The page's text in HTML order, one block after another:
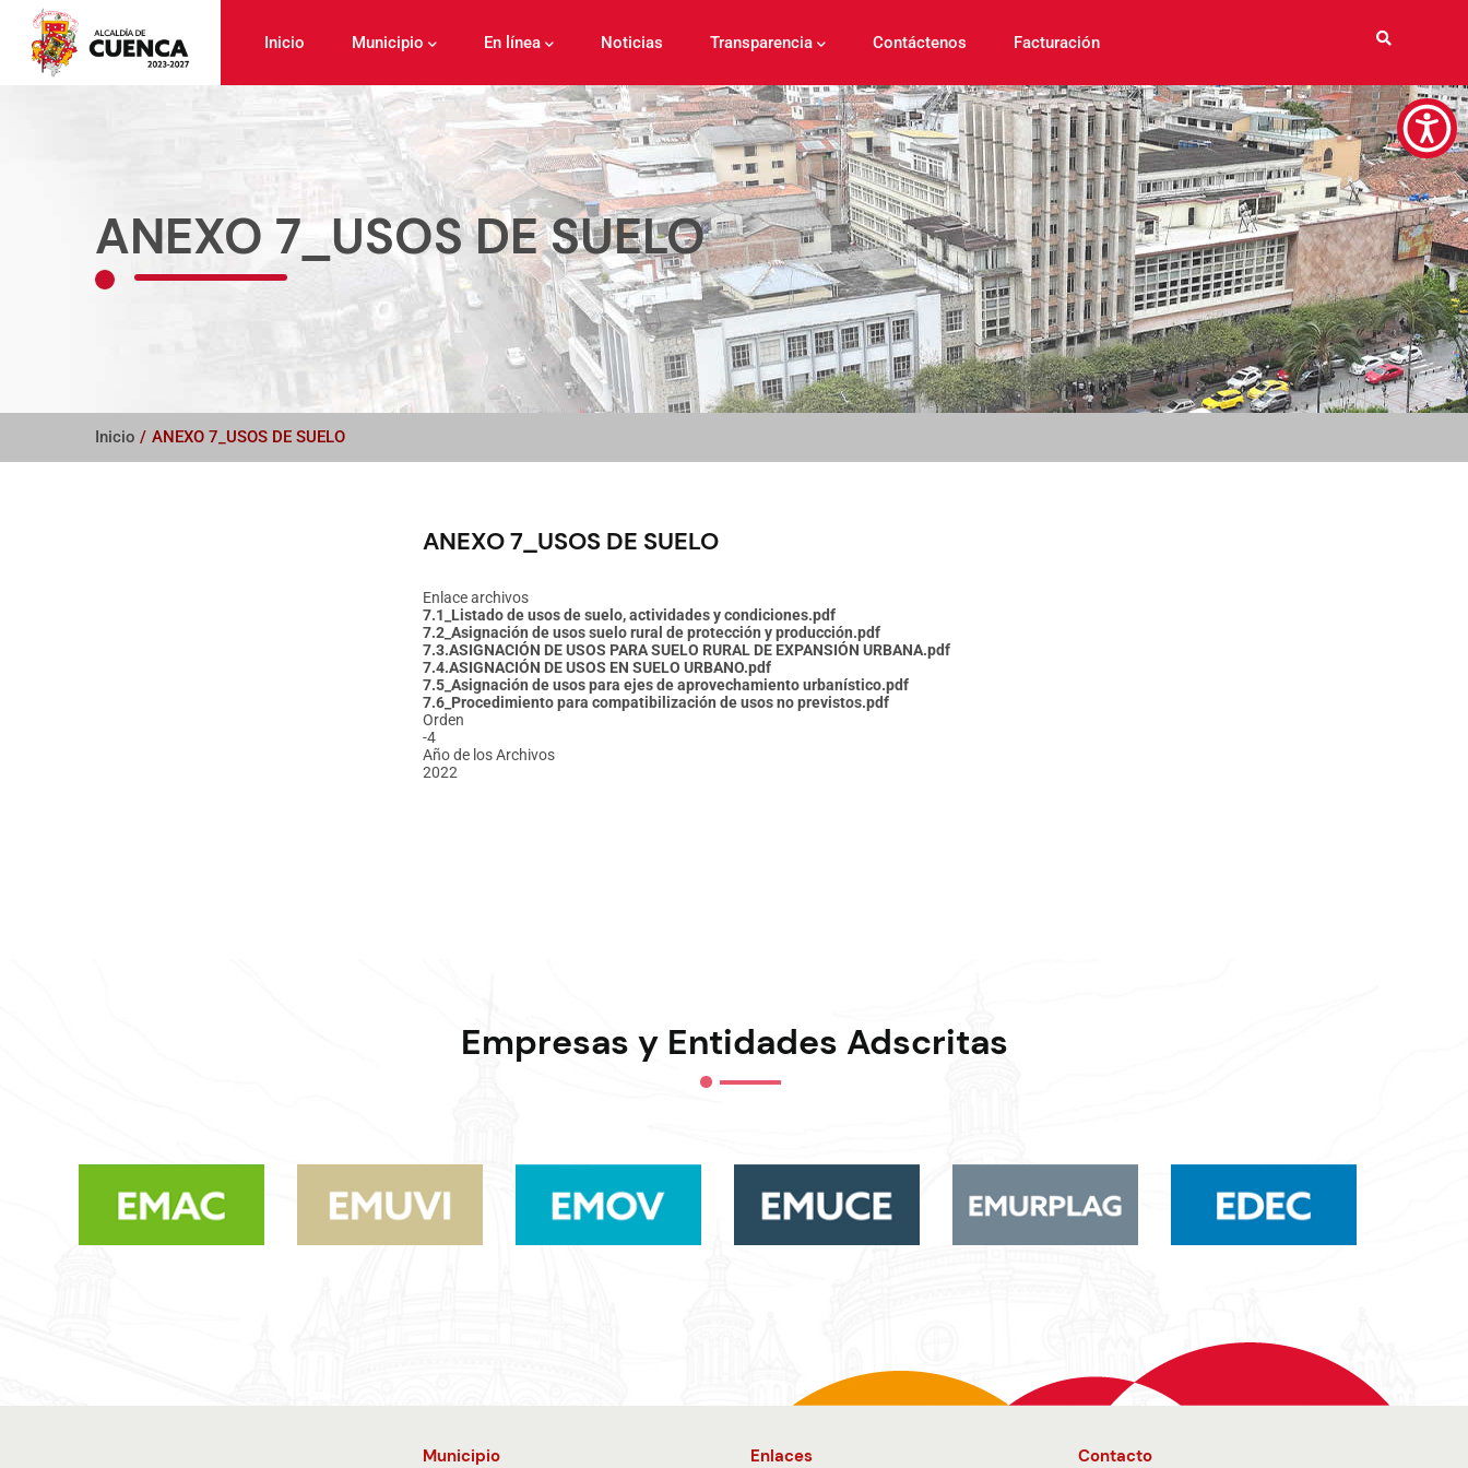
contenido
principal
Inicio Municipio En línea Noticias Transparencia Contáctenos Facturación
ANEXO 7_USOS DE SUELO
Inicio / ANEXO 7_USOS DE SUELO
ANEXO 7_USOS DE SUELO
Enlace archivos
7.1_Listado de usos de suelo, actividades y condiciones.pdf
7.2_Asignación de usos suelo rural de protección y producción.pdf
7.3.ASIGNACIÓN DE USOS PARA SUELO RURAL DE EXPANSIÓN URBANA.pdf
7.4.ASIGNACIÓN DE USOS EN SUELO URBANO.pdf
7.5_Asignación de usos para ejes de aprovechamiento urbanístico.pdf
7.6_Procedimiento para compatibilización de usos no previstos.pdf
Orden
-4
Año de los Archivos
2022
Empresas y Entidades Adscritas
Municipio Enlaces Contacto